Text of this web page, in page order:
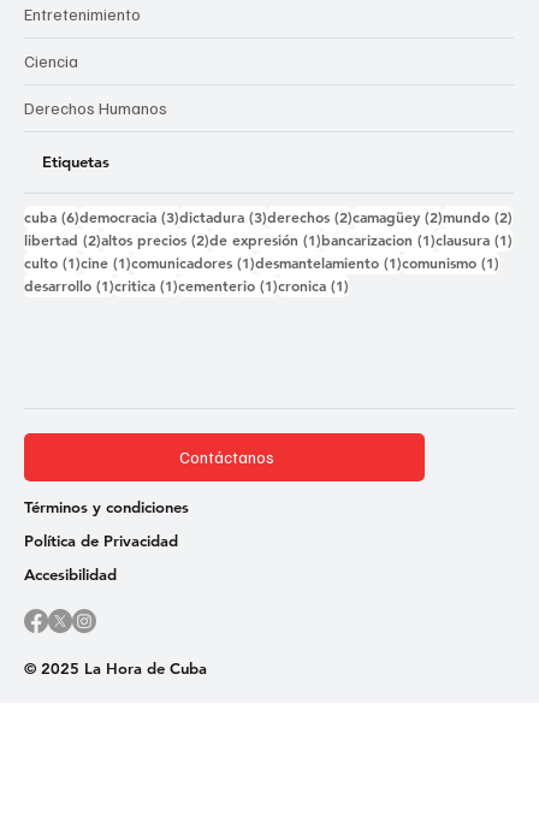
Entretenimiento
Ciencia
Derechos Humanos
Etiquetas
cuba (6)6 entradas
democracia (3)3 entradas
dictadura (3)3 entradas
derechos (2)2 entradas
camagüey (2)2 entradas
mundo (2)
libertad (2)2 entradas
altos precios (2)2 entradas
de expresión (1)1 entrada
bancarizacion (1)1 entrada
clausura (1)
culto (1)1 entrada
cine (1)1 entrada
comunicadores (1)1 entrada
desmantelamiento (1)1 entrada
comunismo (1)
desarrollo (1)1 entrada
critica (1)1 entrada
cementerio (1)1 entrada
cronica (1)
© 2025 La Hora de Cuba
Contáctanos
Términos y condiciones
Política de Privacidad
Accesibilidad